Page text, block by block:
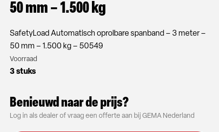
50 mm – 1.500 kg
SafetyLoad Automatisch oprolbare spanband – 3 meter –
50 mm – 1.500 kg – 50549
Voorraad
3 stuks
Benieuwd naar de prijs?
Log in als dealer of vraag een offerte aan bij GEMA Nederland